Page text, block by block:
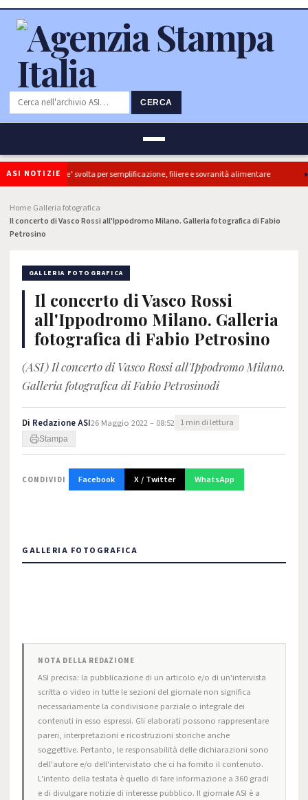
CERCA
ASI NOTIZIE
ok Camera e’ svolta per semplificazione, filiere e sovranità alimentare
Home Galleria fotografica
Il concerto di Vasco Rossi all'Ippodromo Milano. Galleria fotografica di Fabio
Petrosino
GALLERIA FOTOGRAFICA
Il concerto di Vasco Rossi
all'Ippodromo Milano. Galleria
fotografica di Fabio Petrosino
(ASI) Il concerto di Vasco Rossi all'Ippodromo Milano.
Galleria fotografica di Fabio Petrosinodi
Di Redazione ASI26 Maggio 2022 – 08:52 1 min di lettura
Stampa
CONDIVIDI Facebook X / Twitter WhatsApp
GALLERIA FOTOGRAFICA
NOTA DELLA REDAZIONE
ASI precisa: la pubblicazione di un articolo e/o di un'intervista
scritta o video in tutte le sezioni del giornale non significa
necessariamente la condivisione parziale o integrale dei
contenuti in esso espressi. Gli elaborati possono rappresentare
pareri, interpretazioni e ricostruzioni storiche anche
soggettive. Pertanto, le responsabilità delle dichiarazioni sono
dell'autore e/o dell'intervistato che ci ha fornito il contenuto.
L'intento della testata è quello di fare informazione a 360 gradi
e di divulgare notizie di interesse pubblico. Il giornale ASI è a